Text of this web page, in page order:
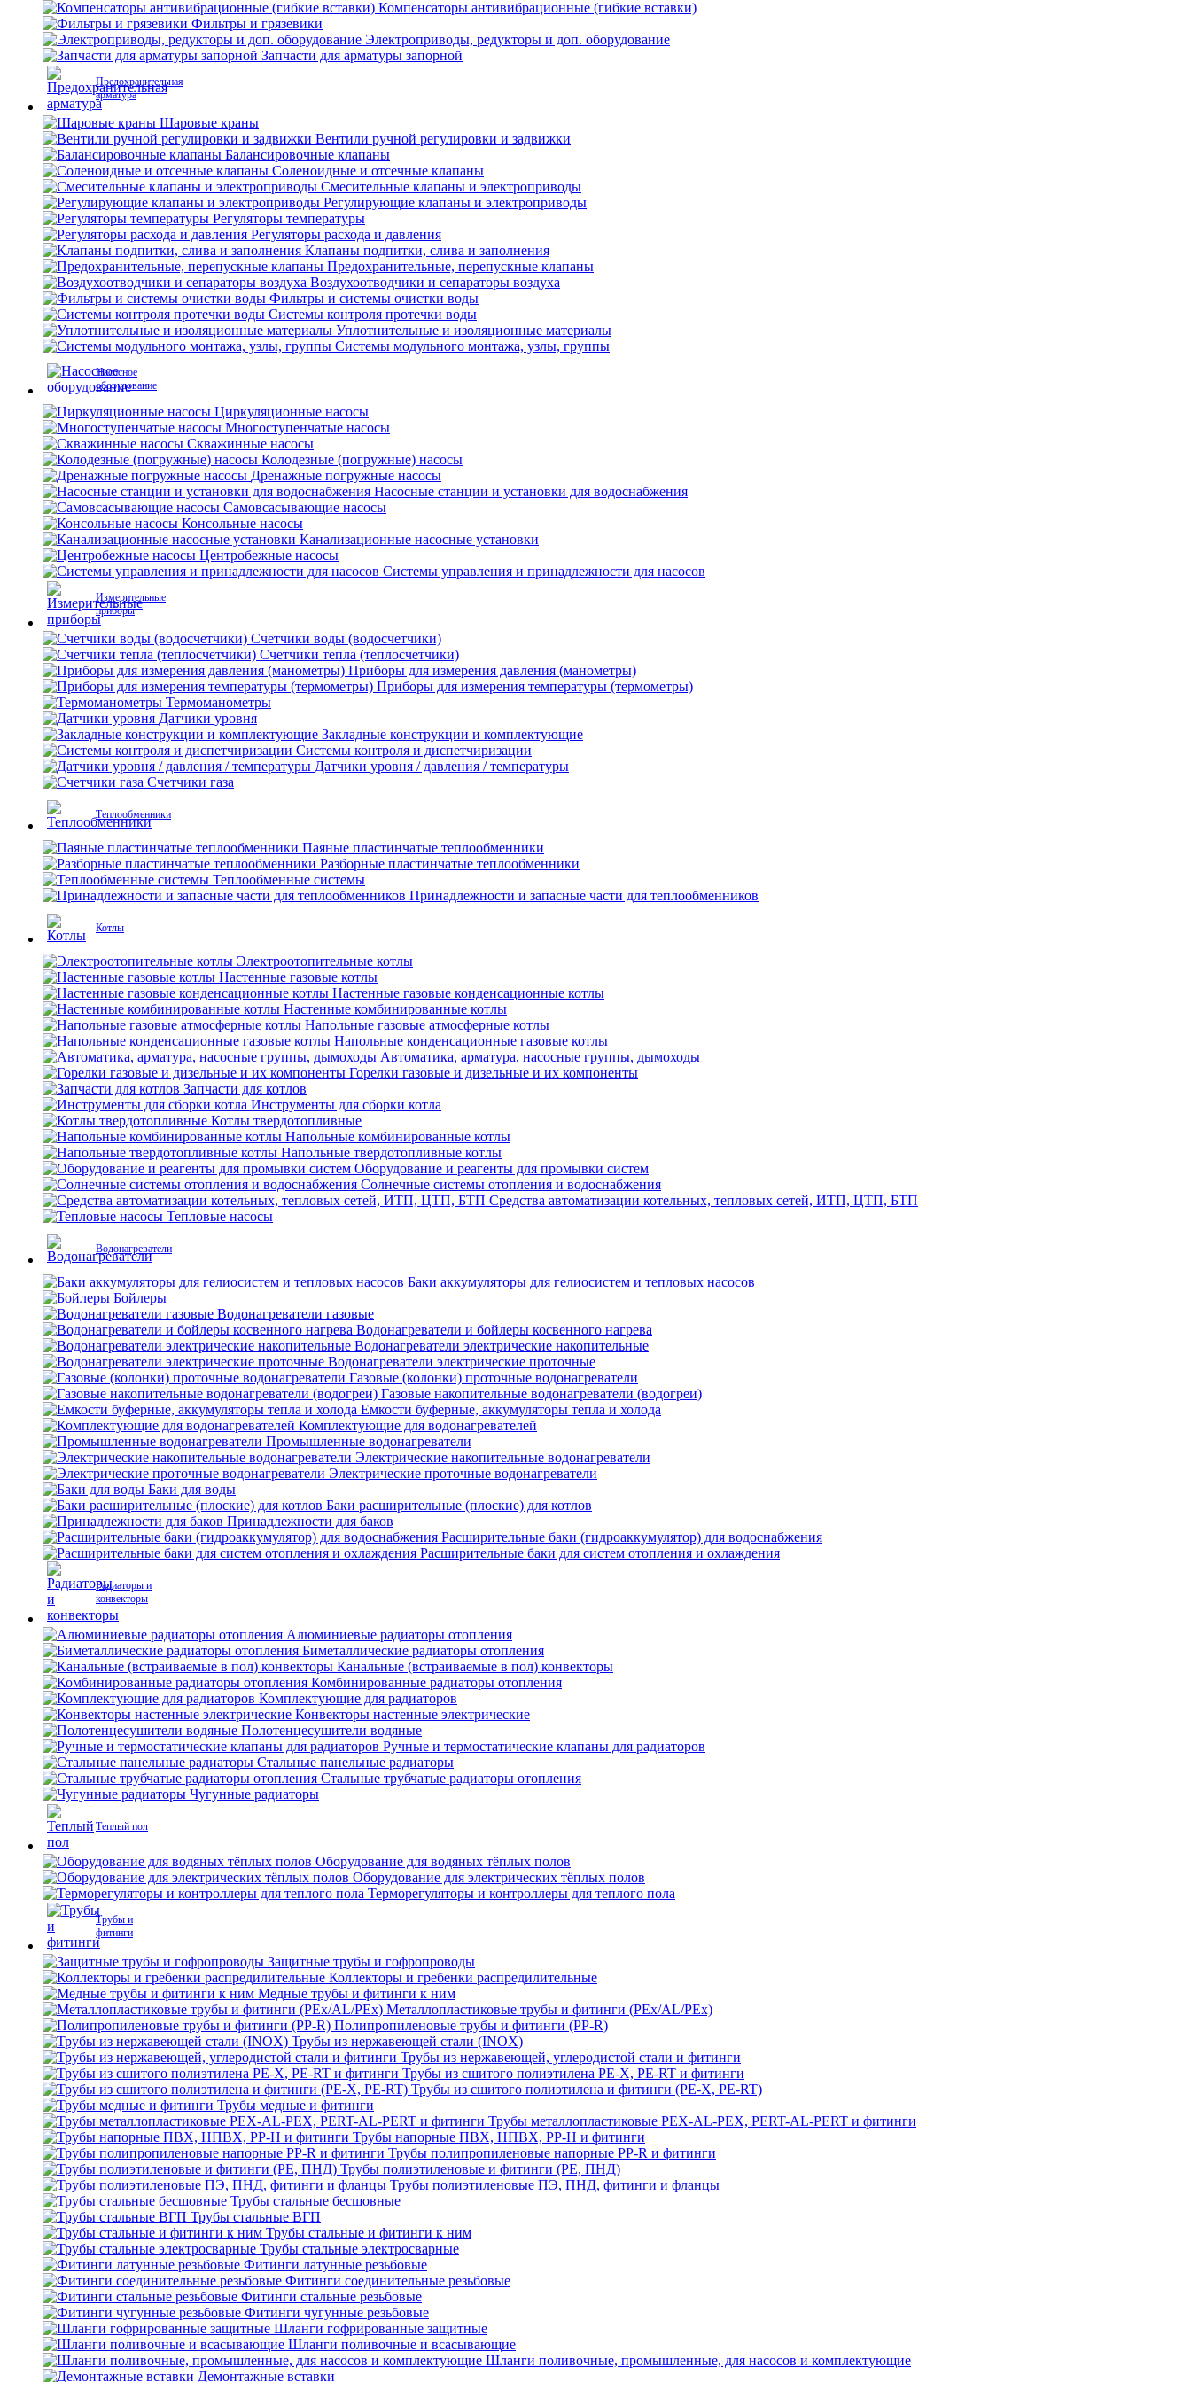
Компенсаторы антивибрационные (гибкие вставки)
Фильтры и грязевики
Электроприводы, редукторы и доп. оборудование
Запчасти для арматуры запорной
Предохранительная
арматура
Шаровые краны
Вентили ручной регулировки и задвижки
Балансировочные клапаны
Соленоидные и отсечные клапаны
Смесительные клапаны и электроприводы
Регулирующие клапаны и электроприводы
Регуляторы температуры
Регуляторы расхода и давления
Клапаны подпитки, слива и заполнения
Предохранительные, перепускные клапаны
Воздухоотводчики и сепараторы воздуха
Фильтры и системы очистки воды
Системы контроля протечки воды
Уплотнительные и изоляционные материалы
Системы модульного монтажа, узлы, группы
Насосное
оборудование
Циркуляционные насосы
Многоступенчатые насосы
Скважинные насосы
Колодезные (погружные) насосы
Дренажные погружные насосы
Насосные станции и установки для водоснабжения
Самовсасывающие насосы
Консольные насосы
Канализационные насосные установки
Центробежные насосы
Системы управления и принадлежности для насосов
Измерительные
приборы
Счетчики воды (водосчетчики)
Счетчики тепла (теплосчетчики)
Приборы для измерения давления (манометры)
Приборы для измерения температуры (термометры)
Термоманометры
Датчики уровня
Закладные конструкции и комплектующие
Системы контроля и диспетчиризации
Датчики уровня / давления / температуры
Счетчики газа
Теплообменники
Паяные пластинчатые теплообменники
Разборные пластинчатые теплообменники
Теплообменные системы
Принадлежности и запасные части для теплообменников
Котлы
Электроотопительные котлы
Настенные газовые котлы
Настенные газовые конденсационные котлы
Настенные комбинированные котлы
Напольные газовые атмосферные котлы
Напольные конденсационные газовые котлы
Автоматика, арматура, насосные группы, дымоходы
Горелки газовые и дизельные и их компоненты
Запчасти для котлов
Инструменты для сборки котла
Котлы твердотопливные
Напольные комбинированные котлы
Напольные твердотопливные котлы
Оборудование и реагенты для промывки систем
Солнечные системы отопления и водоснабжения
Средства автоматизации котельных, тепловых сетей, ИТП, ЦТП, БТП
Тепловые насосы
Водонагреватели
Баки аккумуляторы для гелиосистем и тепловых насосов
Бойлеры
Водонагреватели газовые
Водонагреватели и бойлеры косвенного нагрева
Водонагреватели электрические накопительные
Водонагреватели электрические проточные
Газовые (колонки) проточные водонагреватели
Газовые накопительные водонагреватели (водогреи)
Емкости буферные, аккумуляторы тепла и холода
Комплектующие для водонагревателей
Промышленные водонагреватели
Электрические накопительные водонагреватели
Электрические проточные водонагреватели
Баки для воды
Баки расширительные (плоские) для котлов
Принадлежности для баков
Расширительные баки (гидроаккумулятор) для водоснабжения
Расширительные баки для систем отопления и охлаждения
Радиаторы и
конвекторы
Алюминиевые радиаторы отопления
Биметаллические радиаторы отопления
Канальные (встраиваемые в пол) конвекторы
Комбинированные радиаторы отопления
Комплектующие для радиаторов
Конвекторы настенные электрические
Полотенцесушители водяные
Ручные и термостатические клапаны для радиаторов
Стальные панельные радиаторы
Стальные трубчатые радиаторы отопления
Чугунные радиаторы
Теплый пол
Оборудование для водяных тёплых полов
Оборудование для электрических тёплых полов
Терморегуляторы и контроллеры для теплого пола
Трубы и
фитинги
Защитные трубы и гофропроводы
Коллекторы и гребенки распредилительные
Медные трубы и фитинги к ним
Металлопластиковые трубы и фитинги (PEx/AL/PEx)
Полипропиленовые трубы и фитинги (PP-R)
Трубы из нержавеющей стали (INOX)
Трубы из нержавеющей, углеродистой стали и фитинги
Трубы из сшитого полиэтилена PE-X, PE-RT и фитинги
Трубы из сшитого полиэтилена и фитинги (PE-X, PE-RT)
Трубы медные и фитинги
Трубы металлопластиковые PEX-AL-PEX, PERT-AL-PERT и фитинги
Трубы напорные ПВХ, НПВХ, PP-H и фитинги
Трубы полипропиленовые напорные PP-R и фитинги
Трубы полиэтиленовые и фитинги (PE, ПНД)
Трубы полиэтиленовые ПЭ, ПНД, фитинги и фланцы
Трубы стальные бесшовные
Трубы стальные ВГП
Трубы стальные и фитинги к ним
Трубы стальные электросварные
Фитинги латунные резьбовые
Фитинги соединительные резьбовые
Фитинги стальные резьбовые
Фитинги чугунные резьбовые
Шланги гофрированные защитные
Шланги поливочные и всасывающие
Шланги поливочные, промышленные, для насосов и комплектующие
Демонтажные вставки